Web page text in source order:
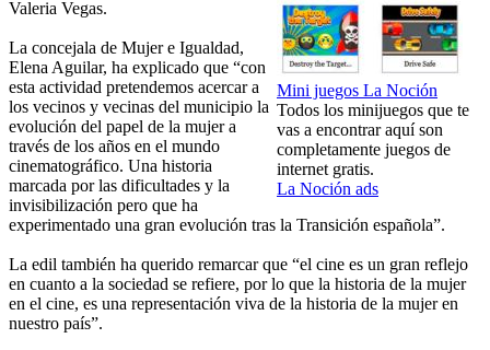
Mini juegos La Noción
Todos los minijuegos que te
vas a encontrar aquí son
completamente juegos de
internet gratis.
La Noción ads
Valeria Vegas.
La concejala de Mujer e Igualdad,
Elena Aguilar, ha explicado que “con
esta actividad pretendemos acercar a
los vecinos y vecinas del municipio la
evolución del papel de la mujer a
través de los años en el mundo
cinematográfico. Una historia
marcada por las dificultades y la
invisibilización pero que ha
experimentado una gran evolución tras la Transición española”.
La edil también ha querido remarcar que “el cine es un gran reflejo
en cuanto a la sociedad se refiere, por lo que la historia de la mujer
en el cine, es una representación viva de la historia de la mujer en
nuestro país”.